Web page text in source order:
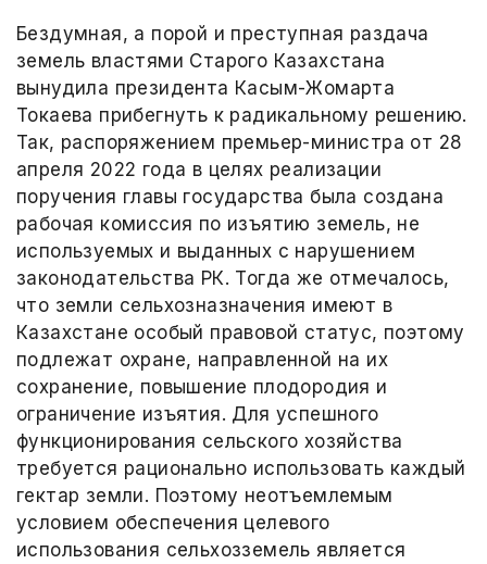
Бездумная, а порой и преступная раздача
земель властями Старого Казахстана
вынудила президента Касым-Жомарта
Токаева прибегнуть к радикальному решению.
Так, распоряжением премьер-министра от 28
апреля 2022 года в целях реализации
поручения главы государства была создана
рабочая комиссия по изъятию земель, не
используемых и выданных с нарушением
законодательства РК. Тогда же отмечалось,
что земли сельхозназначения имеют в
Казахстане особый правовой статус, поэтому
подлежат охране, направленной на их
сохранение, повышение плодородия и
ограничение изъятия. Для успешного
функционирования сельского хозяйства
требуется рационально использовать каждый
гектар земли. Поэтому неотъемлемым
условием обеспечения целевого
использования сельхозземель является